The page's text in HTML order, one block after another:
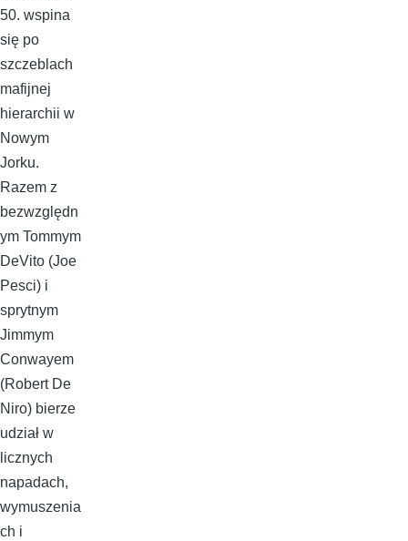
50. wspina
się po
szczeblach
mafijnej
hierarchii w
Nowym
Jorku.
Razem z
bezwzględn
ym Tommym
DeVito (Joe
Pesci) i
sprytnym
Jimmym
Conwayem
(Robert De
Niro) bierze
udział w
licznych
napadach,
wymuszenia
ch i